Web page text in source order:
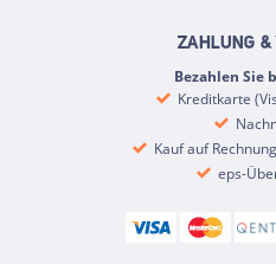
ZAHLUNG &
Bezahlen Sie
Kreditkarte
Kauf auf
eps-